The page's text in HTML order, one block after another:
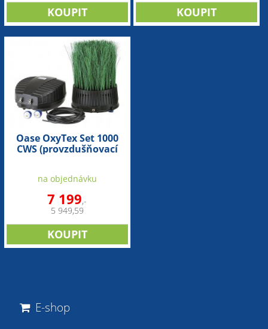
Oase OxyTex Set 1000
CWS (provzdušňovací
na objednávku
7 199,-
5 949,59
E-shop